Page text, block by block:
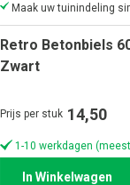
Retro Betonbiels
Zwart
Prijs per stuk 14,50
1-10 werkdagen
In Winkelwagen